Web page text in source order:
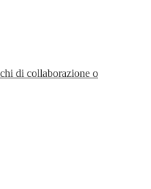
di collaborazione o